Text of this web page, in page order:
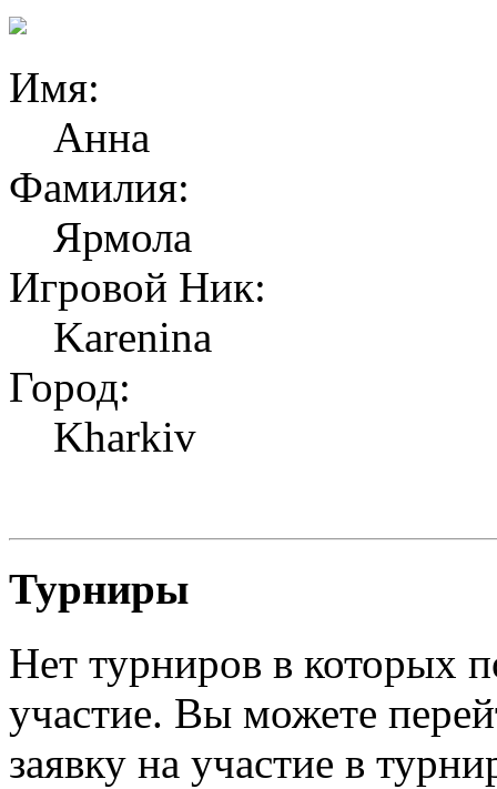
Имя:
Анна
Фамилия:
Ярмола
Игровой Ник:
Karenina
Город:
Kharkiv
Турниры
Нет турниров в которых
участие. Вы можете
заявку на участие в